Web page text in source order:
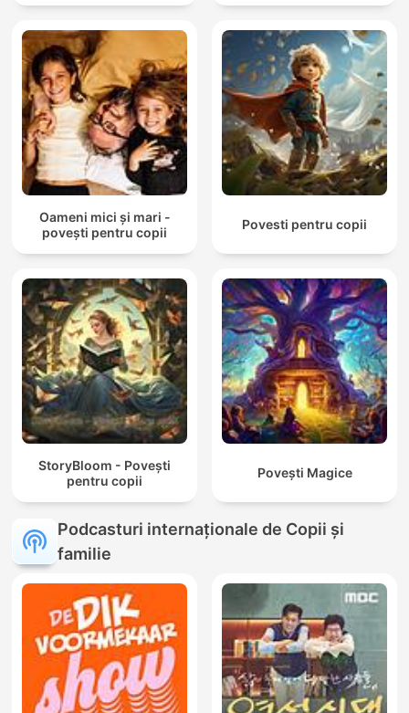
Oameni mici și mari -
povești pentru copii
Povesti pentru copii
StoryBloom - Povești
pentru copii
Povești Magice
Podcasturi internaționale de Copii și
familie